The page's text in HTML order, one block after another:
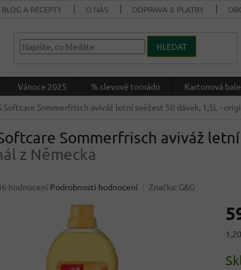
BLOG A RECEPTY O NÁS DOPRAVA & PLATBY
HLEDAT
Vánoce 2025 % slevové tornádo Kartonová
Softcare Sommerfrisch aviváž letní svěžest 50 dávek, 1,5L -
Sommerfrisch aviváž
z Německa
hodnocení Podrobnosti hodnocení Značka: G&G